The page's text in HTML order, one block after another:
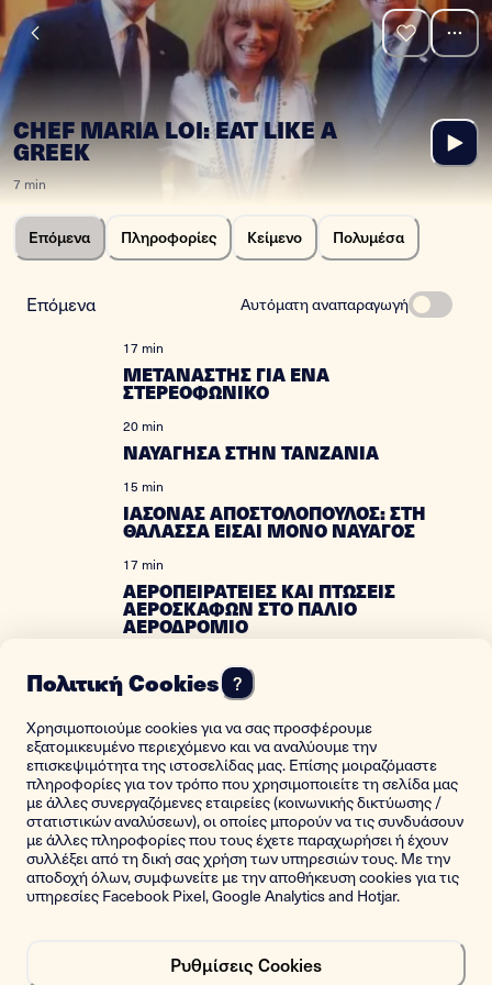
CHEF MARIA LOI: EAT LIKE A
GREEK
7 min
Επόμενα Πληροφορίες Κείμενο Πολυμέσα
Επόμενα Αυτόματη αναπαραγωγή
17 min
ΜΕΤΑΝΑΣΤΗΣ ΓΙΑ ΕΝΑ
ΣΤΕΡΕΟΦΩΝΙΚΟ
20 min
ΝΑΥΑΓΗΣΑ ΣΤΗΝ ΤΑΝΖΑΝΙΑ
15 min
ΙΑΣΟΝΑΣ ΑΠΟΣΤΟΛΟΠΟΥΛΟΣ: ΣΤΗ
ΘΑΛΑΣΣΑ ΕΙΣΑΙ ΜΟΝΟ ΝΑΥΑΓΟΣ
17 min
ΑΕΡΟΠΕΙΡΑΤΕΙΕΣ ΚΑΙ ΠΤΩΣΕΙΣ
ΑΕΡΟΣΚΑΦΩΝ ΣΤΟ ΠΑΛΙΟ
ΑΕΡΟΔΡΟΜΙΟ
ΜΕΓΑΛΩΣΑ ΣΤΗΝ ΙΜΠΡΑΗΜΙΑ ΤΗΣ
ΑΛΕΞΑΝΔΡΕΙΑΣ
14 min
THE FIRST GREEK WOMAN SHIP
RADIO OPERATOR
17 min
ΤΟΤΕ ΠΟΥ ΟΛΑ ΕΜΟΙΑΖΑΝ ΑΘΩΑ
10 min
ΕΘΕΣΑ ΣΕ ΛΕΙΤΟΥΡΓΙΑ ΤΟΝ
Πολιτική Cookies ?
Χρησιμοποιούμε cookies για να σας προσφέρουμε
εξατομικευμένο περιεχόμενο και να αναλύουμε την
επισκεψιμότητα της ιστοσελίδας μας. Επίσης μοιραζόμαστε
πληροφορίες για τον τρόπο που χρησιμοποιείτε τη σελίδα μας
με άλλες συνεργαζόμενες εταιρείες (κοινωνικής δικτύωσης /
στατιστικών αναλύσεων), οι οποίες μπορούν να τις συνδυάσουν
με άλλες πληροφορίες που τους έχετε παραχωρήσει ή έχουν
συλλέξει από τη δική σας χρήση των υπηρεσιών τους. Με την
αποδοχή όλων, συμφωνείτε με την αποθήκευση cookies για τις
υπηρεσίες Facebook Pixel, Google Analytics and Hotjar.
Ρυθμίσεις Cookies